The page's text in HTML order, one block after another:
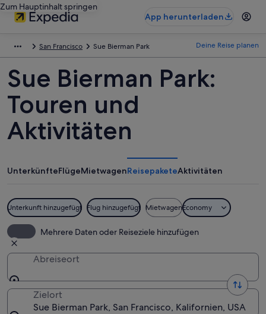
Zum Hauptinhalt springen
App herunterladen
San Francisco Sue Bierman Park Deine Reise planen
Sue Bierman Park:
Touren und
Aktivitäten
UnterkünfteFlügeMietwagenReisepaketeAktivitäten
Unterkunft hinzugefügt Flug hinzugefügt MietwagenEconomy
Mehrere Daten oder Reiseziele hinzufügen
Abreiseort
Zielort
Sue Bierman Park, San Francisco, Kalifornien, USA